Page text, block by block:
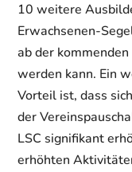
10 weitere
Erwachsenen-
ab der
werden kann. Ein
Vorteil ist, dass
der
LSC signifikant
erhöhten